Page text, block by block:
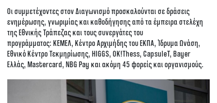
Οι συμμετέχοντες στον Διαγωνισμό προσκαλούνται σε δράσεις
ενημέρωσης, γνωριμίας και καθοδήγησης από τα έμπειρα στελέχη
της Εθνικής Τράπεζας και τους συνεργάτες του
προγράμματος: KEMEΛ, Κέντρο Αρχιμήδης του ΕΚΠΑ, Ίδρυμα Ωνάση,
Εθνικό Κέντρο Τεκμηρίωσης, HIGGS, ΟΚ!Τhess, CapsuleT, Bayer
Eλλάς, Mastercard, ΝΒG Pay και ακόμη 45 φορείς και οργανισμούς.